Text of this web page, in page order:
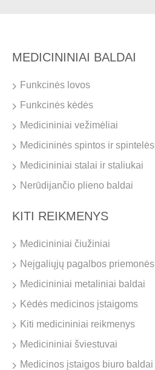
MEDICININIAI BALDAI
Funkcinės lovos
Funkcinės kėdės
Medicininiai vežimėliai
Medicininės spintos ir spintelės
Medicininiai stalai ir staliukai
Nerūdijančio plieno baldai
KITI REIKMENYS
Medicininiai čiužiniai
Neįgaliųjų pagalbos priemonės
Medicininiai metaliniai baldai
Kėdės medicinos įstaigoms
Kiti medicininiai reikmenys
Medicininiai šviestuvai
Medicinos įstaigos biuro baldai